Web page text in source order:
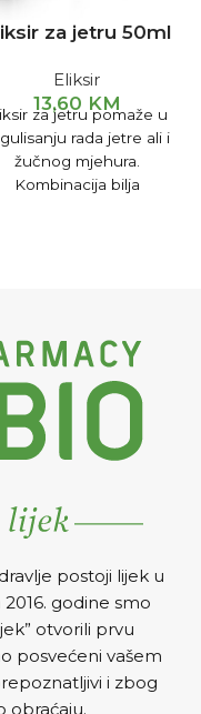
za jetru 50ml
Eliksir
13,60 KM
za jetru pomaže u
rada jetre ali i
žučnog mjehura.
Kombinacija bilja
postoji lijek u
godine smo
otvorili prvu
posvećeni vašem
i zbog
obraćaju.